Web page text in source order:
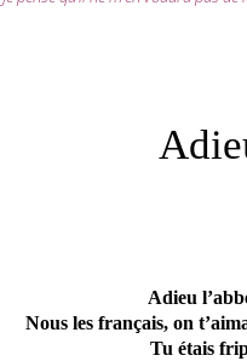
Adieu
Nous les français, on
Tu étais